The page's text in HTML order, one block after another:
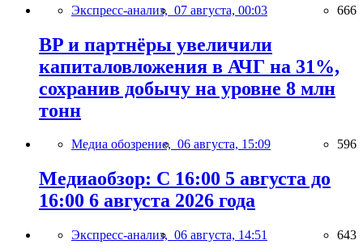
Экспресс-анализ, 07 августа, 00:03 666
BP и партнёры увеличили
капиталовложения в АЧГ на 31%,
сохранив добычу на уровне 8 млн
тонн
Медиа обозрение, 06 августа, 15:09 596
Медиаобзор: С 16:00 5 августа до
16:00 6 августа 2026 года
Экспресс-анализ, 06 августа, 14:51 643